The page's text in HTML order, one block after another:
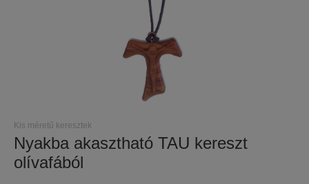
Kis méretű keresztek
Nyakba akasztható TAU kereszt
olívafából